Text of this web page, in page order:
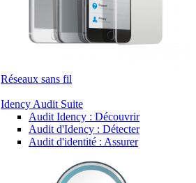
Réseaux sans fil
Idency Audit Suite
Audit Idency : Découvrir
Audit d'Idency : Détecter
Audit d'identité : Assurer